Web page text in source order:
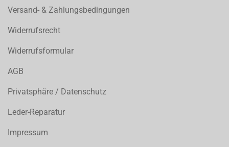
Versand- & Zahlungsbedingungen
Widerrufsrecht
Widerrufsformular
AGB
Privatsphäre / Datenschutz
Leder-Reparatur
Impressum